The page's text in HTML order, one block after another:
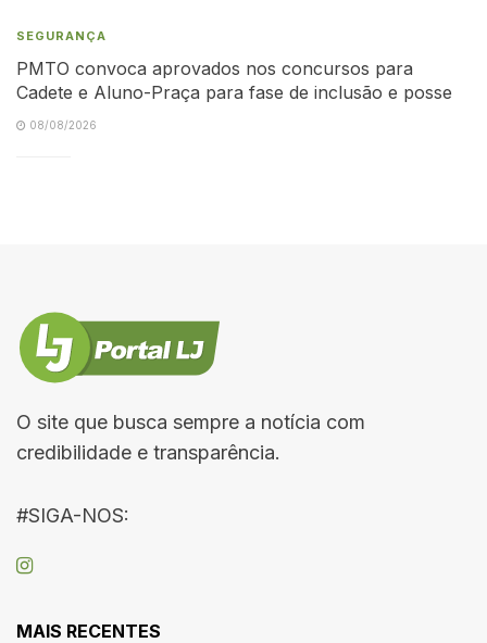
SEGURANÇA
PMTO convoca aprovados nos concursos para
Cadete e Aluno-Praça para fase de inclusão e posse
08/08/2026
O site que busca sempre a notícia com
credibilidade e transparência.
#SIGA-NOS:
MAIS RECENTES